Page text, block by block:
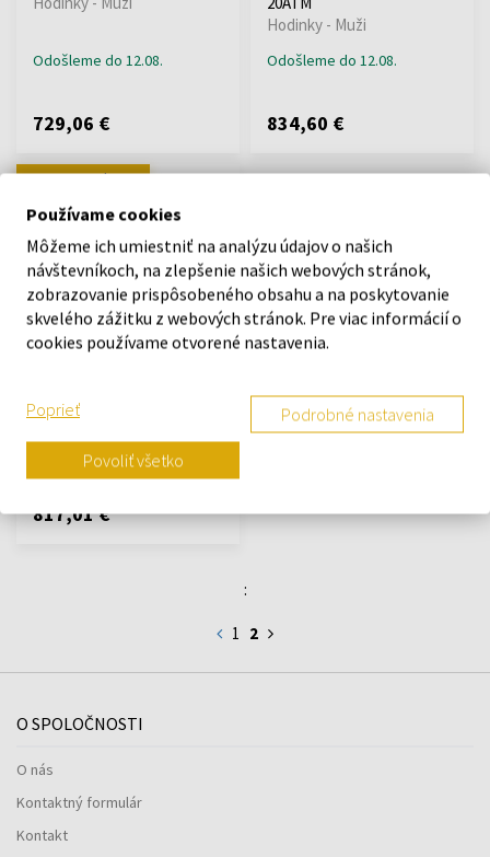
Odošleme do 12.08.
729,06 €
Hodinky - Muži
Odošleme do 12.08.
834,60 €
Doprava zadarmo
Swiss Military SMA34106.15
Mens Watch Automatic
Hodinky - Muži
Odošleme do 12.08.
817,01 €
:
1 2
O SPOLOČNOSTI
O nás
Kontaktný formulár
Kontakt
Používame cookies
Môžeme ich umiestniť na analýzu údajov o našich
návštevníkoch, na zlepšenie našich webových stránok,
zobrazovanie prispôsobeného obsahu a na poskytovanie
skvelého zážitku z webových stránok. Pre viac informácií o
cookies používame otvorené nastavenia.
Poprieť Podrobné nastavenia
Povoliť všetko